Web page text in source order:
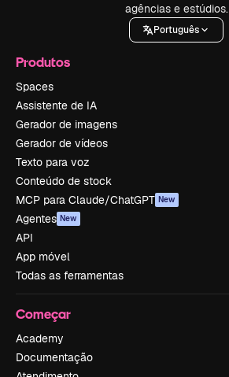
agências e estúdios.
Português
Produtos
Spaces
Assistente de IA
Gerador de imagens
Gerador de vídeos
Texto para voz
Conteúdo de stock
MCP para Claude/ChatGPT New
Agentes New
API
App móvel
Todas as ferramentas
Começar
Academy
Documentação